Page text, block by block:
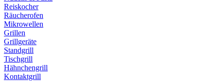
Reiskocher
Räucherofen
Mikrowellen
Grillen
Grillgeräte
Standgrill
Tischgrill
Hähnchengrill
Kontaktgrill